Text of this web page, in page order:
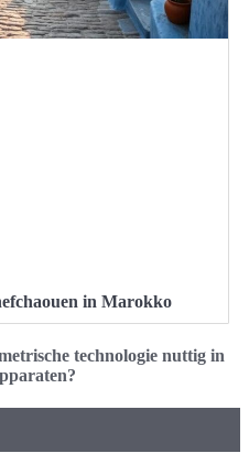
in Marokko
technologie nuttig in